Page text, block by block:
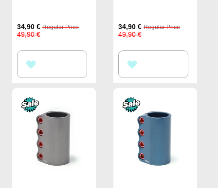
Special
Price
34,90 € Regular Price
49,90 €
WUNSCHLISTE
Special
Price
34,90 € Regular Price
49,90 €
WUNSCHLISTE